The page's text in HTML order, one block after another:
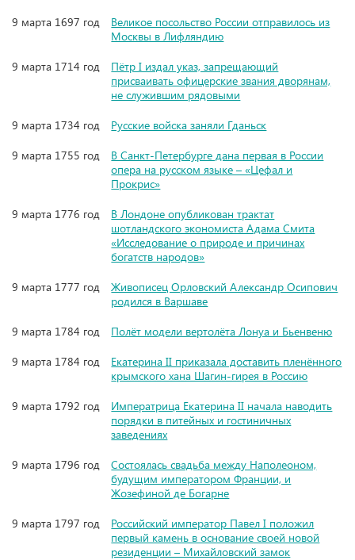
9 марта 1697 год
Великое посольство России отправилось из
Москвы в Лифляндию
9 марта 1714 год
Пётр I издал указ, запрещающий
присваивать офицерские звания дворянам,
не служившим рядовыми
9 марта 1734 год
Русские войска заняли Гданьск
9 марта 1755 год
В Санкт-Петербурге дана первая в России
опера на русском языке – «Цефал и
Прокрис»
9 марта 1776 год
В Лондоне опубликован трактат
шотландского экономиста Адама Смита
«Исследование о природе и причинах
богатств народов»
9 марта 1777 год
Живописец Орловский Александр Осипович
родился в Варшаве
9 марта 1784 год
Полёт модели вертолёта Лонуа и Бьенвеню
9 марта 1784 год
Екатерина II приказала доставить пленённого
крымского хана Шагин-гирея в Россию
9 марта 1792 год
Императрица Екатерина II начала наводить
порядки в питейных и гостиничных
заведениях
9 марта 1796 год
Состоялась свадьба между Наполеоном,
будущим императором Франции, и
Жозефиной де Богарне
9 марта 1797 год
Российский император Павел I положил
первый камень в основание своей новой
резиденции – Михайловский замок